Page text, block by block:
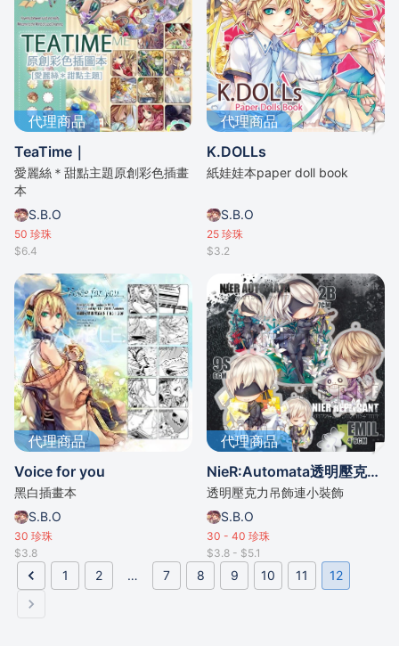
代理商品
TeaTime｜
愛麗絲＊甜點主題原創彩色插畫
本
S.B.O
50 珍珠
$6.4
代理商品
K.DOLLs
紙娃娃本paper doll book
S.B.O
25 珍珠
$3.2
代理商品
Voice for you
黑白插畫本
S.B.O
30 珍珠
$3.8
代理商品
NieR:Automata透明壓克力吊飾
透明壓克力吊飾連小裝飾
S.B.O
30 - 40 珍珠
$3.8 - $5.1
1 2 … 7 8 9 10 11 12